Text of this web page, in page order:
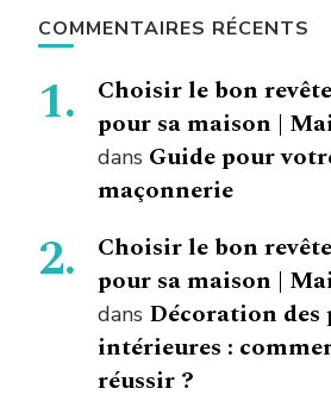
COMMENTAIRES RÉCENTS
Choisir le bon
pour sa maison |
dans Guide pour
maçonnerie
Choisir le bon
pour sa maison |
dans Décoration des
intérieures :
réussir ?